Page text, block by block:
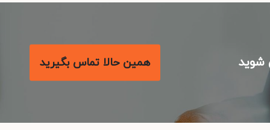
همین حالا تماس بگیرید